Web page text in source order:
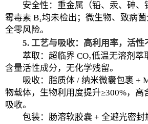
安全性：重金属（铅、汞、砷、
霉毒素 B₁均未检出；微生物、致病
全零风险。
5. 工艺与吸收：高利用率，活性
萃取：超临界 CO₂低温无溶剂
含量活性成分，无化学残留。
吸收：脂质体 / 纳米微囊包裹 +
物载体，生物利用度提升≥300%，高
吸收。
包装：肠溶软胶囊 + 全避光密封